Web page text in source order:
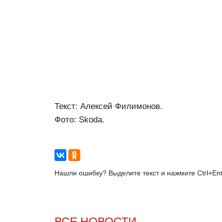
Текст: Алексей Филимонов.
Фото: Skoda.
Нашли ошибку? Выделите текст и нажмите